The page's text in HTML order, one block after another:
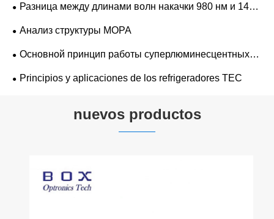
Разница между длинами волн накачки 980 нм и 1480
нм
Анализ структуры MOPA
Основной принцип работы суперлюминесцентных
полупроводниковых светодиодных лазеров
Principios y aplicaciones de los refrigeradores TEC
nuevos productos